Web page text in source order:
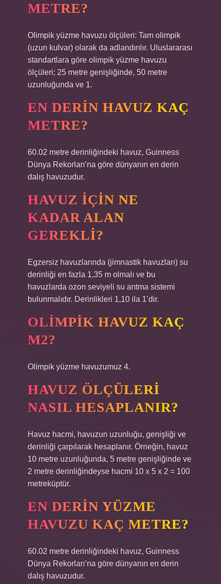
METRE?
Olimpik yüzme havuzu ölçüleri: Tam olimpik
(uzun kulvar) olarak da adlandırılır. Uluslararası
standartlara göre olimpik yüzme havuzu
ölçüleri; 25 metre genişliğinde, 50 metre
uzunluğunda ve 1.
EN DERIN HAVUZ KAÇ
METRE?
60.02 metre derinliğindeki havuz, Guinness
Dünya Rekorları’na göre dünyanın en derin
dalış havuzudur.
HAVUZ IÇIN NE
KADAR ALAN
GEREKLI?
Egzersiz havuzlarında (jimnastik havuzları) su
derinliği en fazla 1,35 m olmalı ve bu
havuzlarda ozon seviyeli su arıtma sistemi
bulunmalıdır. Derinlikleri 1,10 ila 1’dir.
OLIMPIK HAVUZ KAÇ
M2?
Olimpik yüzme havuzumuz 4.
HAVUZ ÖLÇÜLERI
NASIL HESAPLANIR?
Havuz hacmi, havuzun uzunluğu, genişliği ve
derinliği çarpılarak hesaplanır. Örneğin, havuz
10 metre uzunluğunda, 5 metre genişliğinde ve
2 metre derinliğindeyse hacmi 10 x 5 x 2 = 100
metreküptür.
EN DERIN YÜZME
HAVUZU KAÇ METRE?
60.02 metre derinliğindeki havuz, Guinness
Dünya Rekorları’na göre dünyanın en derin
dalış havuzudur.